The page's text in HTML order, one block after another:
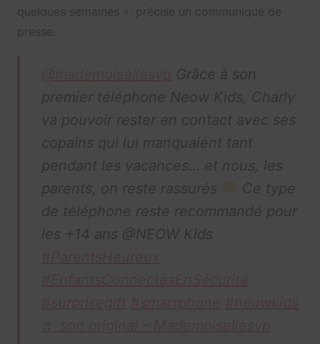
quelques semaines », précise un communiqué de
presse.
Grâce à son
premier téléphone Neow Kids, Charly
va pouvoir rester en contact avec ses
copains qui lui manquaient tant
pendant les vacances… et nous, les
parents, on reste rassurés
Ce type
de téléphone reste recommandé pour
les +14 ans @NEOW Kids